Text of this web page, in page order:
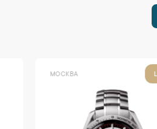
МОСКВА